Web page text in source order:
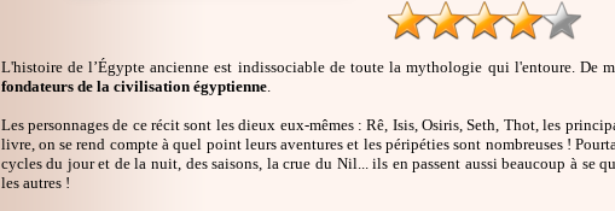
L'histoire de l’Égypte ancienne est indissociable de toute la mythologie qui l'entoure. De
fondateurs de la civilisation égyptienne.
Les personnages de ce récit sont les dieux eux-mêmes : Rê, Isis, Osiris, Seth, Thot, les
livre, on se rend compte à quel point leurs aventures et les péripéties sont nombreuses !
cycles du jour et de la nuit, des saisons, la crue du Nil... ils en passent aussi beaucoup à se
les autres !